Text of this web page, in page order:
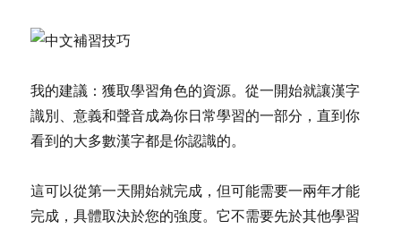
我的建議：獲取學習角色的資源。從一開始就讓漢字
識別、意義和聲音成為你日常學習的一部分，直到你
看到的大多數漢字都是你認識的。
這可以從第一天開始就完成，但可能需要一兩年才能
完成，具體取決於您的強度。它不需要先於其他學習